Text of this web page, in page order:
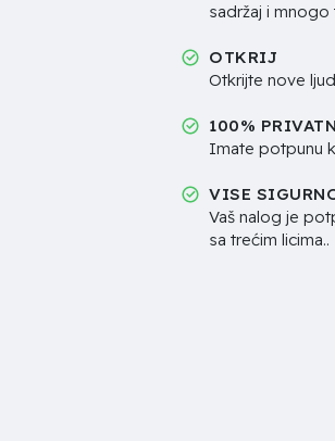
sadržaj i mnogo
OTKRIJ
Otkrijte nove
100%
Imate potpunu
VISE
Vaš nalog je
sa trećim licima..